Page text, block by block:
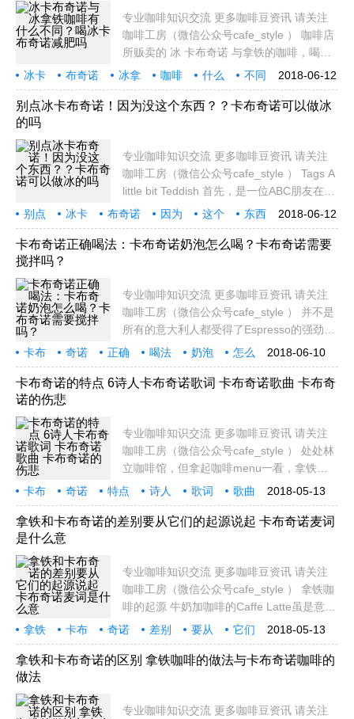
专业咖啡知识交流 更多咖啡豆资讯 请关注
咖啡工房（微信公众号cafe_style ） 咖啡店
所贩卖的 冰 卡布奇诺 与拿铁的咖啡，喝起
来有实质差别吗？ 恩，请教大家一下咖啡店
所贩卖的 冰 卡布奇诺 与拿铁的咖啡，喝起
来有实质差别吗？ 最佳解答： 不知道您说
2018-06-12
冰卡 布奇诺 冰拿 咖啡 什么
不同
喝冰
卡布 奇诺 减肥
别点冰卡布奇诺！因为没这个东西？？卡布奇诺可以做冰
的吗
专业咖啡知识交流 更多咖啡豆资讯 请关注
咖啡工房（微信公众号cafe_style ） Tags A
little bit Teddish 首先，是一位ABC朋友在
Facebook 上发表的一篇文章，让我产生兴
趣。他在文中抒发他的情绪，表达了对台湾
的不满。不幸的是，从美国回来的他对美国
2018-06-12
别点 冰卡 布奇诺 因为 这个
东西
卡布
奇诺 以做 专业
卡布奇诺正确喝法：卡布奇诺奶泡怎么喝？卡布奇诺需要
搅拌吗？
专业咖啡知识交流 更多咖啡豆资讯 请关注
咖啡工房（微信公众号cafe_style ） 并不是
所有的意大利人都受得了Espresso的强劲，
因此很多人在早餐时会以 卡布奇诺 取代
Espresso。但记著， 卡布奇诺 在意大利人
的眼里是早餐的 一部份，而且只能在早餐时
2018-06-10
卡布 奇诺 正确 喝法 奶泡
怎么
需要
搅拌 专业 咖啡
卡布奇诺的特点 6诗人卡布奇诺歌词 卡布奇诺歌曲 卡布奇
诺的伤悲
专业咖啡知识交流 更多咖啡豆资讯 请关注
咖啡工房（微信公众号cafe_style ） 处处林
立咖啡馆，但拿起咖啡menu一看，拿铁、
卡布奇诺、摩卡、玛琪雅朵琳琅满目的种类
要怎么选？点什么样的咖啡才是自己喜欢的
口味？来看看上面这张图就清楚了！ A. 卡布
2018-05-13
卡布 奇诺 特点 诗人 歌词
歌曲
伤悲
专业 咖啡 知识
拿铁和卡布奇诺的差别要从它们的起源说起 卡布奇诺麦词
是什么意
专业咖啡知识交流 更多咖啡豆资讯 请关注
咖啡工房（微信公众号cafe_style ） 拿铁咖
啡的起源 牛奶加咖啡的Caffe Latte虽是意大
利文，但这种饮料却不是老义发明的，拿铁
的源头可溯自土耳其鄂图曼帝国与维也纳的
战争。 一六八三年默罕默德四世的回教大军
2018-05-13
拿铁 卡布 奇诺 差别 要从
它们
起源
说起 麦词 是什么
拿铁和卡布奇诺的区别 拿铁咖啡的做法与卡布奇诺咖啡的
做法
专业咖啡知识交流 更多咖啡豆资讯 请关注